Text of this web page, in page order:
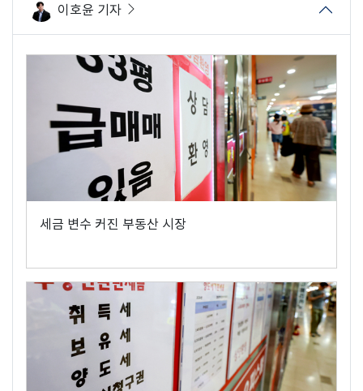
이호윤 기자
세금 변수 커진 부동산 시장